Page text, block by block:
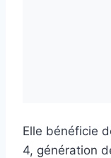
Elle bénéficie
4, génération